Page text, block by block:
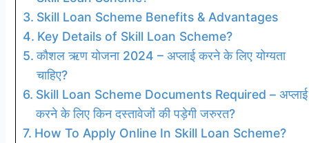
Skill Loan Scheme Benefits & Advantages
Key Details of Skill Loan Scheme?
कौशल ऋण योजना 2024 – अप्लाई करने के लिए योग्यता
चाहिए?
Skill Loan Scheme Documents Required – अप्लाई
करने के लिए किन दस्तावेजों की पड़ेगी जरुरत?
How To Apply Online In Skill Loan Scheme?